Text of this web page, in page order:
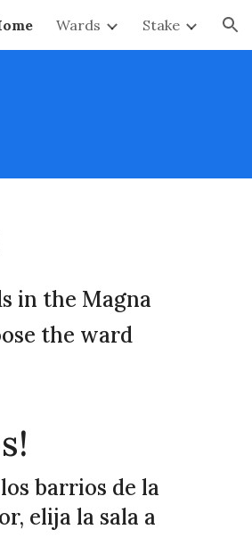
Wards Stake
in the Magna
the ward
barrios de la
elija la sala a